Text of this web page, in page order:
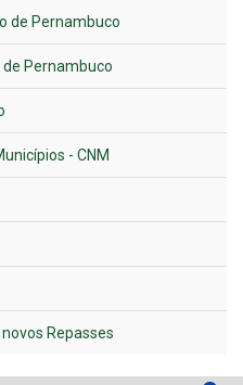
de Pernambuco
Pernambuco
- CNM
Repasses